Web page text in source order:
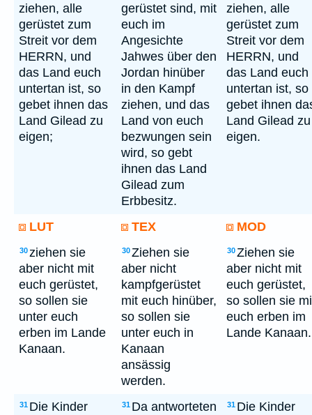
ziehen, alle
gerüstet zum
Streit vor dem
HERRN, und
das Land euch
untertan ist, so
gebet ihnen das
Land Gilead zu
eigen;
gerüstet sind, mit
euch im
Angesichte
Jahwes über den
Jordan hinüber
in den Kampf
ziehen, und das
Land von euch
bezwungen sein
wird, so gebt
ihnen das Land
Gilead zum
Erbbesitz.
ziehen, alle
gerüstet zum
Streit vor dem
HERRN, und
das Land euch
untertan ist, so
gebet ihnen
Land Gilead zu
eigen.
LUT TEX MOD
30ziehen sie
aber nicht mit
euch gerüstet,
so sollen sie
unter euch
erben im Lande
Kanaan.
30Ziehen sie
aber nicht
kampfgerüstet
mit euch hinüber,
so sollen sie
unter euch in
Kanaan
ansässig
werden.
30Ziehen sie
aber nicht mit
euch gerüstet,
so sollen sie
euch erben im
Lande Kanaan.
31 Die Kinder
31 Da antworteten
31 Die Kinder